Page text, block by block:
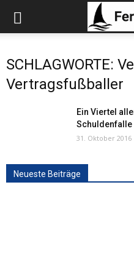
SCHLAGWORTE:
Vertragsfußballer
Ein Viertel
Schuldenfalle
31. Oktober 2016
Neueste Beiträge